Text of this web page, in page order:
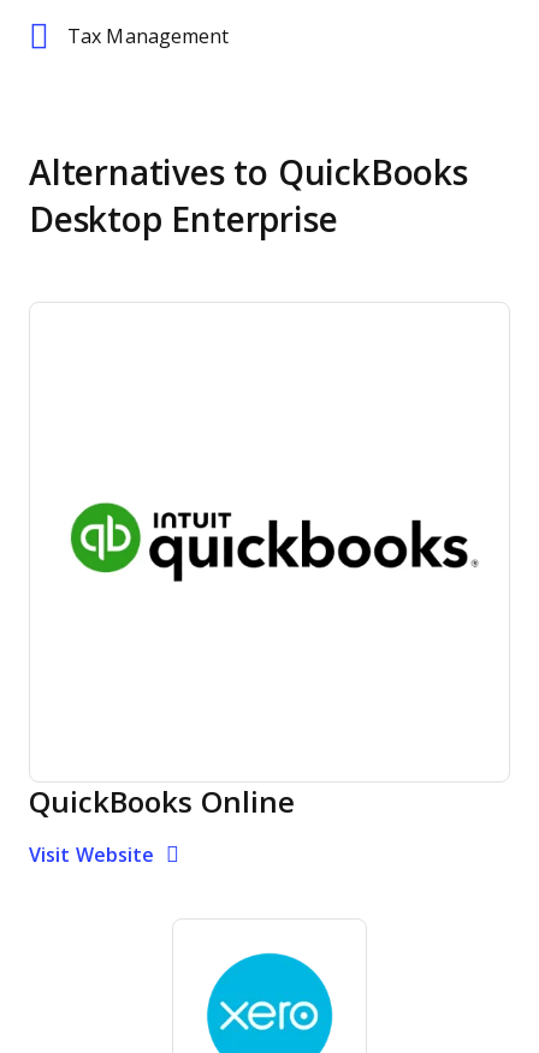
Tax Management
Alternatives to QuickBooks
Desktop Enterprise
QuickBooks Online
Visit Website Opens New Window